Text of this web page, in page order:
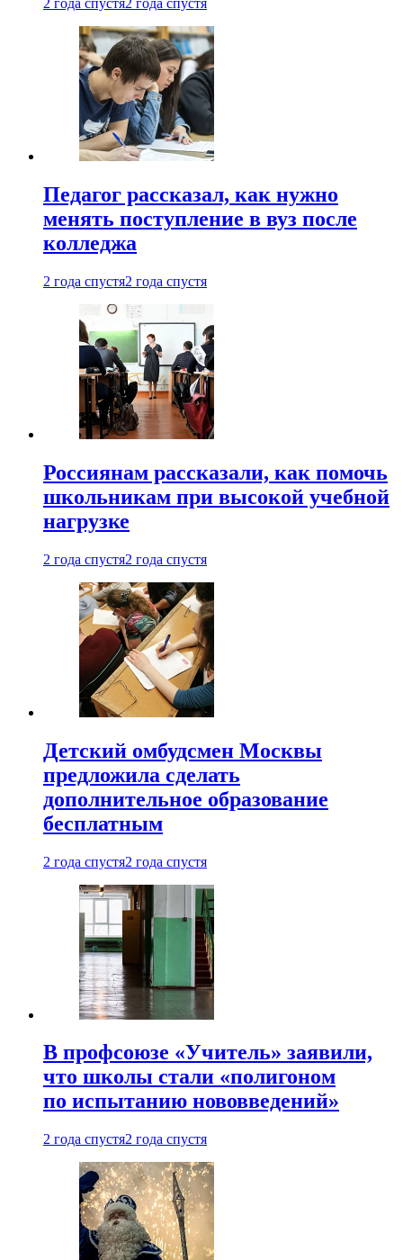
2 года спустя2 года спустя
Педагог рассказал, как нужно
менять поступление в вуз после
колледжа
2 года спустя2 года спустя
Россиянам рассказали, как помочь
школьникам при высокой учебной
нагрузке
2 года спустя2 года спустя
Детский омбудсмен Москвы
предложила сделать
дополнительное образование
бесплатным
2 года спустя2 года спустя
В профсоюзе «Учитель» заявили,
что школы стали «полигоном
по испытанию нововведений»
2 года спустя2 года спустя